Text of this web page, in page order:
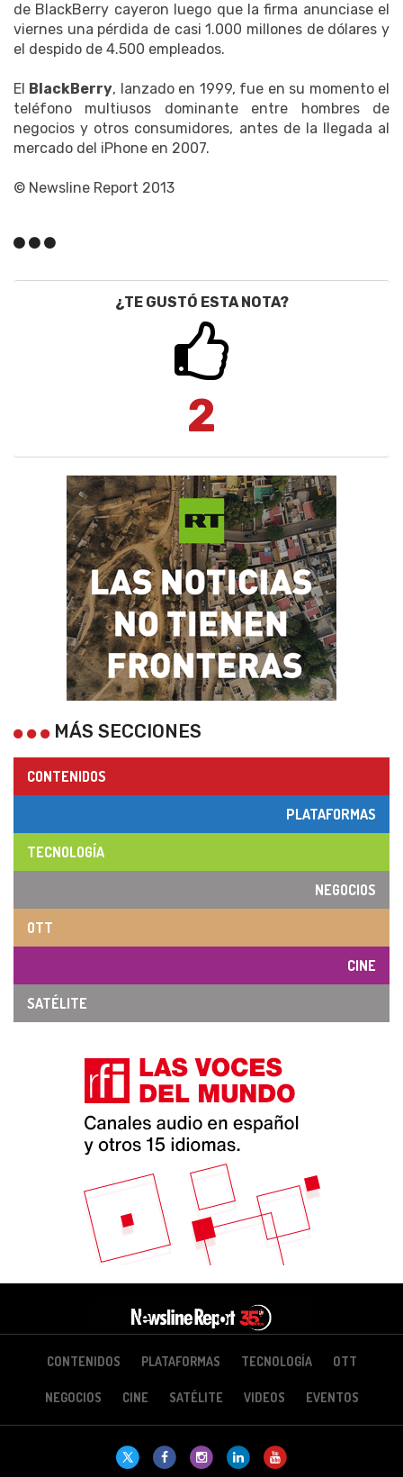
de BlackBerry cayeron luego que la firma anunciase el
viernes una pérdida de casi 1.000 millones de dólares y
el despido de 4.500 empleados.
El BlackBerry, lanzado en 1999, fue en su momento el
teléfono multiusos dominante entre hombres de
negocios y otros consumidores, antes de la llegada al
mercado del iPhone en 2007.
© Newsline Report 2013
¿TE GUSTÓ ESTA NOTA?
2
MÁS SECCIONES
CONTENIDOS
PLATAFORMAS
TECNOLOGÍA
NEGOCIOS
OTT
CINE
SATÉLITE
CONTENIDOS PLATAFORMAS TECNOLOGÍA OTT
NEGOCIOS CINE SATÉLITE VIDEOS EVENTOS